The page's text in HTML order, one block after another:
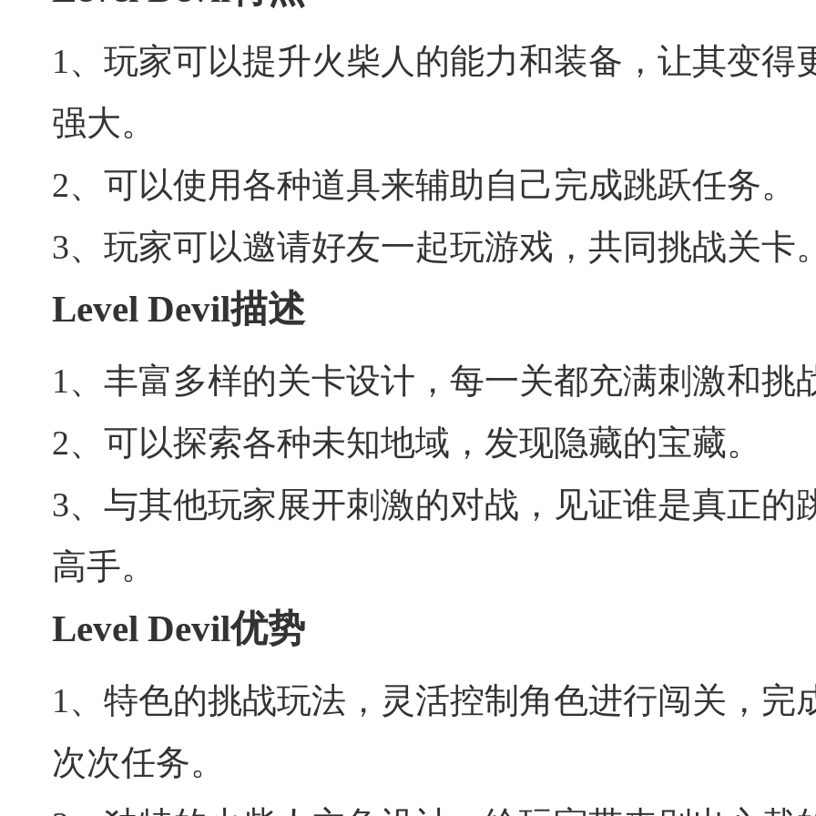
1、玩家可以提升火柴人的能力和装备，让其变得
强大。
2、可以使用各种道具来辅助自己完成跳跃任务。
3、玩家可以邀请好友一起玩游戏，共同挑战关卡。
Level Devil描述
1、丰富多样的关卡设计，每一关都充满刺激和挑
2、可以探索各种未知地域，发现隐藏的宝藏。
3、与其他玩家展开刺激的对战，见证谁是真正的
高手。
Level Devil优势
1、特色的挑战玩法，灵活控制角色进行闯关，完
次次任务。